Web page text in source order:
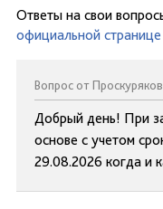
Ответы на свои
официальной
Вопрос от
Добрый день! При
основе с учетом
29.08.2026 когда и